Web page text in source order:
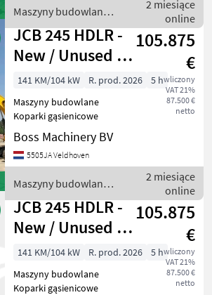
Netherlands Certificate: CE
Avai
Maszyny budowlane /
JCB
2 miesiące
online
JCB 245 HDLR -
New / Unused /
16 Meter Long
Reach
105.875
€
wliczony
VAT 21%
87.500 €
netto
141 KM/104 kW R. prod. 2026
5 h
Maszyny budowlane
Koparki gąsienicowe
Boss Machinery BV
5505JA Veldhoven
Maszyny budowlane /
JCB
2 miesiące
online
JCB 245 HDLR -
New / Unused /
16 Meter Long
Reach
105.875
€
wliczony
VAT 21%
87.500 €
netto
141 KM/104 kW R. prod. 2026
5 h
Maszyny budowlane
Koparki gąsienicowe